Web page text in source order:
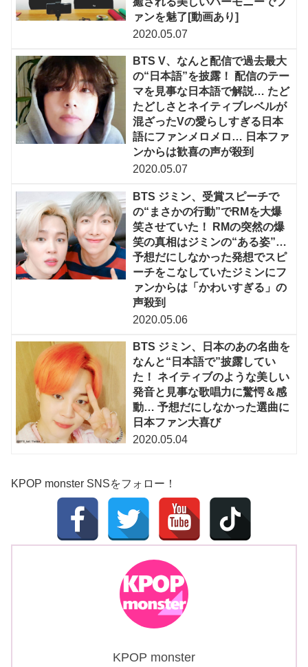
ァンを魅了[動画あり]
2020.05.07
BTS V、なんと配信で過去最大
の“日本語”を披露！ 配信のテー
マを見事な日本語で解説… たど
たどしさとネイティブレベルが
混ざったVの愛らしすぎる日本
語にファンメロメロ… 日本ファ
ンからは歓喜の声が殺到
2020.05.07
BTS ジミン、受賞スピーチで
の“まさかの行動”でRMを大爆
笑させていた！ RMの突然の爆
笑の真相はジミンの“ある姿”…
予想だにしなかった発想でスピ
ーチをこなしていたジミンにフ
ァンからは「かわいすぎる」の
声殺到
2020.05.06
BTS ジミン、日本のあの名曲を
なんと“日本語で”披露してい
た！ ネイティブのような美しい
発音と見事な歌唱力に驚愕＆感
動… 予想だにしなかった選曲に
日本ファン大喜び
2020.05.04
KPOP monster SNSをフォロー！
KPOP monster